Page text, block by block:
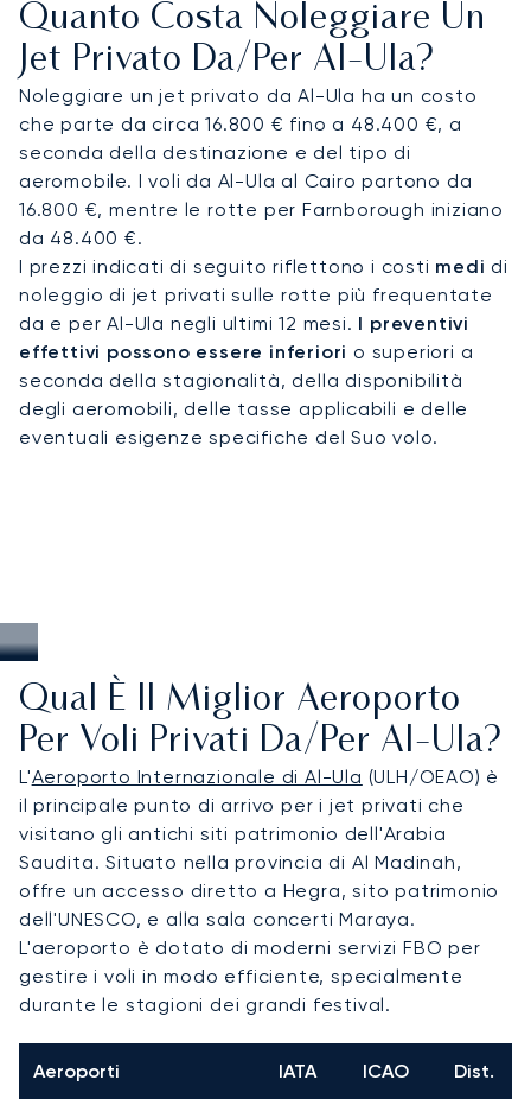
perfettamente preparato per una conferenza o
un evento esclusivo presso l'iconica Maraya.
Siamo il primo broker europeo di jet privati ad aver
ottenuto la certificazione ARGUS: il nostro
impegno per la sicurezza è verificato e certificato
da audit indipendenti. Questo standard rigoroso
assicura che il tuo volo sia gestito con cura
meticolosa, così potrai viaggiare con la massima
tranquillità verso Al-Ula.
Quanto Costa Noleggiare Un
Jet Privato Da/per Al-Ula?
Noleggiare un jet privato da Al-Ula ha un costo
che parte da circa 16.800 € fino a 48.400 €, a
seconda della destinazione e del tipo di
aeromobile. I voli da Al-Ula al Cairo partono da
16.800 €, mentre le rotte per Farnborough iniziano
da 48.400 €.
I prezzi indicati di seguito riflettono i costi medi di
noleggio di jet privati sulle rotte più frequentate
da e per Al-Ula negli ultimi 12 mesi. I preventivi
effettivi possono essere inferiori o superiori a
seconda della stagionalità, della disponibilità
degli aeromobili, delle tasse applicabili e delle
eventuali esigenze specifiche del Suo volo.
Qual È Il Miglior Aeroporto
Per Voli Privati Da/per Al-Ula?
L'Aeroporto Internazionale di Al-Ula (ULH/OEAO) è
il principale punto di arrivo per i jet privati che
visitano gli antichi siti patrimonio dell'Arabia
Saudita. Situato nella provincia di Al Madinah,
offre un accesso diretto a Hegra, sito patrimonio
dell'UNESCO, e alla sala concerti Maraya.
L'aeroporto è dotato di moderni servizi FBO per
gestire i voli in modo efficiente, specialmente
durante le stagioni dei grandi festival.
Aeroporti IATA ICAO Dist.